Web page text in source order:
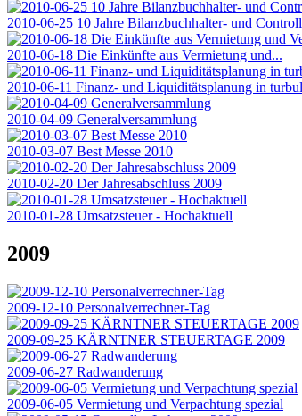
2010-06-25 10 Jahre Bilanzbuchhalter- und
2010-06-18 Die Einkünfte aus Vermietung und...
2010-06-11 Finanz- und Liquiditätsplanung in
2010-04-09 Generalversammlung
2010-03-07 Best Messe 2010
2010-02-20 Der Jahresabschluss 2009
2010-01-28 Umsatzsteuer - Hochaktuell
2009
2009-12-10 Personalverrechner-Tag
2009-09-25 KÄRNTNER STEUERTAGE 2009
2009-06-27 Radwanderung
2009-06-05 Vermietung und Verpachtung spezial